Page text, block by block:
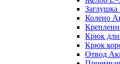
Колено
Крюк
Крюк
Отвод